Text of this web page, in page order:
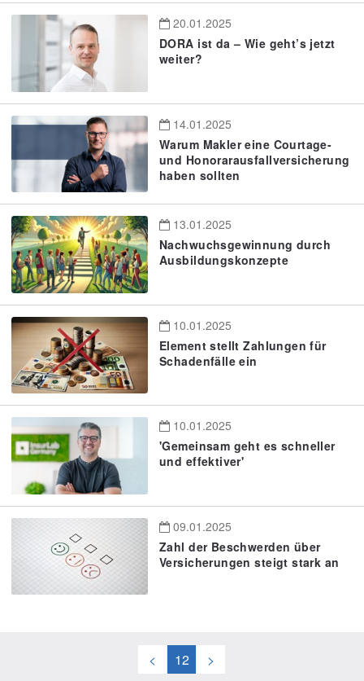
20.01.2025
DORA ist da – Wie geht’s jetzt
weiter?
14.01.2025
Warum Makler eine Courtage-
und Honorarausfallversicherung
haben sollten
13.01.2025
Nachwuchsgewinnung durch
Ausbildungskonzepte
10.01.2025
Element stellt Zahlungen für
Schadenfälle ein
10.01.2025
'Gemeinsam geht es schneller
und effektiver'
09.01.2025
Zahl der Beschwerden über
Versicherungen steigt stark an
< 12 >